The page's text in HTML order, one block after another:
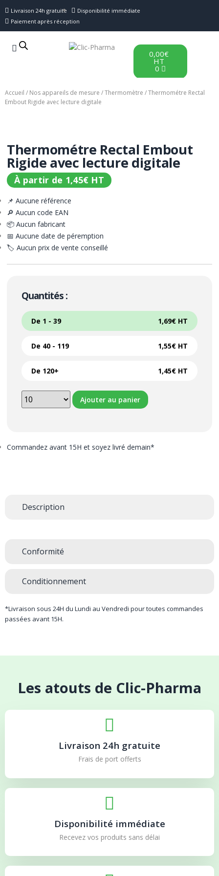
Livraison 24h gratuite
Disponibilité immédiate
Paiement après réception
0,00€
HT
0
Accueil / Nos appareils de mesure /Thermomètre / Thermométre Rectal
Embout Rigide avec lecture digitale
Thermométre Rectal Embout
Rigide avec lecture digitale
À partir de 1,45€ HT
📌 Aucune référence
🔎 Aucun code EAN
📦 Aucun fabricant
📅 Aucune date de péremption
🏷️ Aucun prix de vente conseillé
Quantités :
De 1 - 39 1,69€ HT
De 40 - 119 1,55€ HT
De 120+ 1,45€ HT
Ajouter au panier
Commandez avant 15H et soyez livré demain*
Description
Conformité
Conditionnement
*Livraison sous 24H du Lundi au Vendredi pour toutes commandes
passées avant 15H.
Les atouts de Clic-Pharma
Livraison 24h gratuite
Frais de port offerts
Disponibilité immédiate
Recevez vos produits sans délai